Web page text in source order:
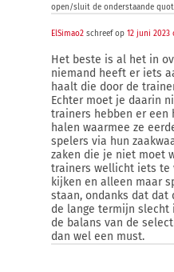
open/sluit de onderstaande
ElSimao2 schreef op 12 juni 2023
Het beste is al het in
niemand heeft er iets
haalt die door de
Echter moet je daarin
trainers hebben er een
halen waarmee ze
spelers via hun
zaken die je niet moet
trainers wellicht iets te
kijken en alleen maar
staan, ondanks dat dat
de lange termijn slecht
de balans van de
dan wel een must.